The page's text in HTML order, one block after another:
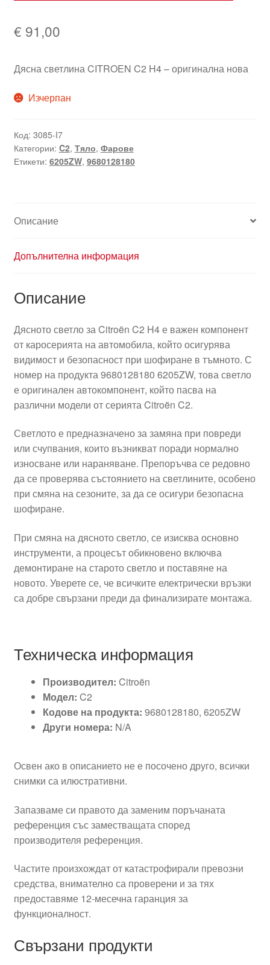
€ 91,00
Дясна светлина CITROEN C2 H4 – оригинална нова
Изчерпан
Код: 3085-I7
Категории: C2, Тяло, Фарове
Етикети: 6205ZW, 9680128180
Описание
Допълнителна информация
Описание
Дясното светло за Citroën C2 H4 е важен компонент
от каросерията на автомобила, който осигурява
видимост и безопасност при шофиране в тъмното. С
номер на продукта 9680128180 6205ZW, това светло
е оригинален автокомпонент, който пасва на
различни модели от серията Citroën C2.
Светлото е предназначено за замяна при повреди
или счупвания, които възникват поради нормално
износване или нараняване. Препоръчва се редовно
да се проверява състоянието на светлините, особено
при смяна на сезоните, за да се осигури безопасна
шофиране.
При смяна на дясното светло, се изисква основно
инструменти, а процесът обикновено включва
демонтиране на старото светло и поставяне на
новото. Уверете се, че всичките електрически връзки
са добре свързани преди да финализирате монтажа.
Техническа информация
Производител: Citroën
Модел: C2
Кодове на продукта: 9680128180, 6205ZW
Други номера: N/A
Освен ако в описанието не е посочено друго, всички
снимки са илюстративни.
Запазваме си правото да заменим поръчаната
референция със заместващата според
производителя референция.
Частите произхождат от катастрофирали превозни
средства, внимателно са проверени и за тях
предоставяме 12-месечна гаранция за
функционалност.
Свързани продукти